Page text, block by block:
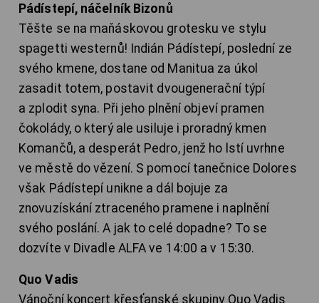
Pádístepí, náčelník Bizonů
Těšte se na maňáskovou grotesku ve stylu
spagetti westernů! Indián Pádístepí, poslední ze
svého kmene, dostane od Manitua za úkol
zasadit totem, postavit dvougenerační týpí
a zplodit syna. Při jeho plnění objeví pramen
čokolády, o který ale usiluje i proradný kmen
Komančů, a desperát Pedro, jenž ho lstí uvrhne
ve městě do vězení. S pomocí tanečnice Dolores
však Pádístepí unikne a dál bojuje za
znovuzískání ztraceného pramene i naplnění
svého poslání. A jak to celé dopadne? To se
dozvíte v Divadle ALFA ve 14:00 a v 15:30.
Quo Vadis
Vánoční koncert křesťanské skupiny Quo Vadis